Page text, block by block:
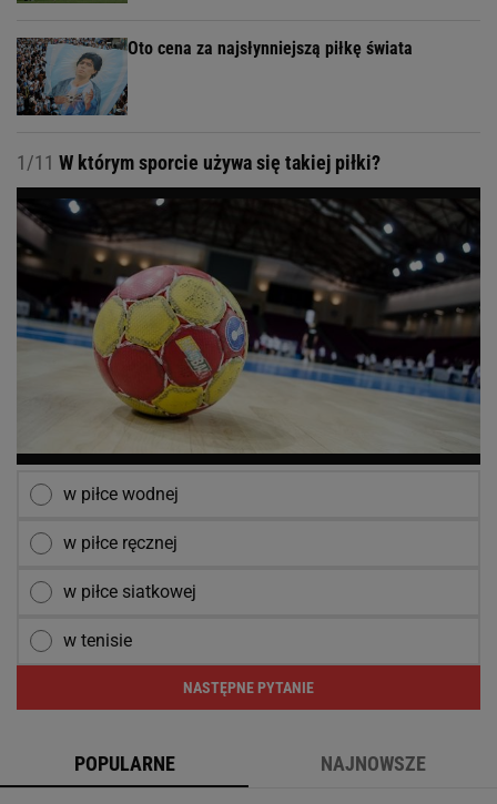
Oto cena za najsłynniejszą piłkę świata
1/11 W którym sporcie używa się takiej piłki?
w piłce wodnej
w piłce ręcznej
w piłce siatkowej
w tenisie
NASTĘPNE PYTANIE
POPULARNE NAJNOWSZE